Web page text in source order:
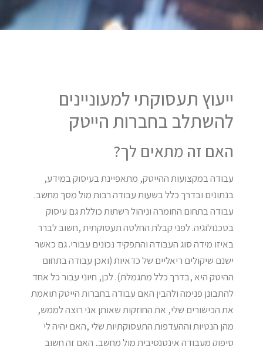
ייעוץ תעסוקתי למעוניינים
להשתלב בחברות הייטק
האם זה מתאים לך?
עבודה במקצועות ההייטק, מתאפיינת בעיסוק במידע,
בנתונים ובדרך כלל בשעות עבודה רבות מול מסך מחשב.
עבודה בתחום החומרה וניהול רשתות כוללת גם עיסוק
בטכנולוגיה. לפני קבלת החלטה תעסוקתית ,חשוב לברר
באיזו מידה סוג העבודה והתפקיד נכונים עבורי. גם כאשר
ישנם שיקולים ריאליים של כדאיות (ואכן עבודה בתחום
ההיטק היא ,בדרך כלל מתגמלת). לכן, חיוני עבור כל אחד
להתבונן פנימה ולהבין האם עבודה בחברות הייטק תואמת
את הכישורים שלי, את החוזקות שאותן אני רוצה לממש,
מהן הנטיות וההעדפות התעסוקתיות שלי ,האם יהיה לי
סיפוק מעבודה אינטנסיבית מול מחשב, האם זה חשוב